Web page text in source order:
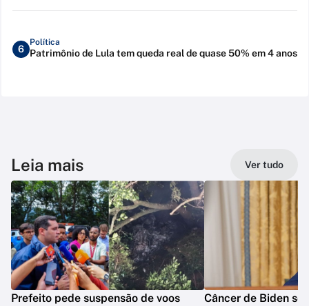
6
Política
Patrimônio de Lula tem queda real de quase 50% em 4 anos
Leia mais Ver tudo
Prefeito pede suspensão de voos
Câncer de Biden se